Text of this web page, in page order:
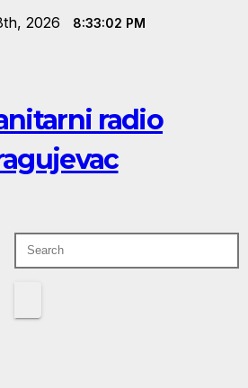
2026 8:33:03 PM
radio